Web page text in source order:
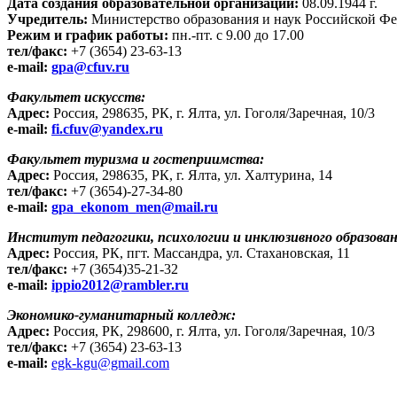
Дата создания образовательной организации: 08.09.1944 г.
Учредитель: Министерство образования и наук Российской
Режим и график работы: пн.-пт. с 9.00 до 17.00
тел/факс: +7 (3654) 23-63-13
e-mail: gpa@cfuv.ru
Факультет искусств:
Адрес: Россия, 298635, РК, г. Ялта, ул. Гоголя/Заречная, 10/3
e-mail: fi.cfuv@yandex.ru
Факультет туризма и гостеприимства:
Адрес: Россия, 298635, РК, г. Ялта, ул. Халтурина, 14
тел/факс: +7 (3654)-27-34-80
e-mail: gpa_ekonom_men@mail.ru
Институт педагогики, психологии и инклюзивного
Адрес: Россия, РК, пгт. Массандра, ул. Стахановская, 11
тел/факс: +7 (3654)35-21-32
e-mail: ippio2012@rambler.ru
Экономико-гуманитарный колледж:
Адрес: Россия, РК, 298600, г. Ялта, ул. Гоголя/Заречная, 10/3
тел/факс: +7 (3654) 23-63-13
e-mail: egk-kgu@gmail.com